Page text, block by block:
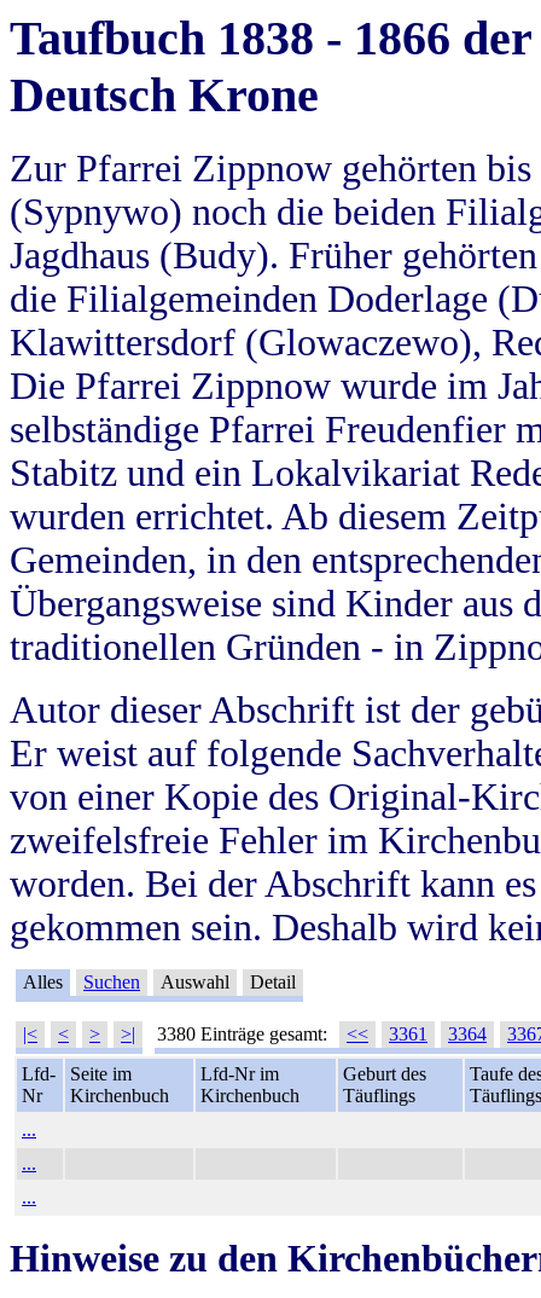
Taufbuch 1838 - 1866
Deutsch Krone
Zur Pfarrei Zippnow gehörten
(Sypnywo) noch die beiden
Jagdhaus (Budy). Früher
die Filialgemeinden Doderlage
Klawittersdorf (Glowaczewo),
Die Pfarrei Zippnow wurde im
selbständige Pfarrei Freudenfier
Stabitz und ein Lokalvikariat
wurden errichtet. Ab diesem
Gemeinden, in den
Übergangsweise sind Kinder aus
traditionellen Gründen - in
Autor dieser Abschrift ist der
Er weist auf folgende
von einer Kopie des Original-
zweifelsfreie Fehler im
worden. Bei der Abschrift kann
gekommen sein. Deshalb wird
Alles Suchen Auswahl Detail
|< < > >| 3380 Einträge gesamt: << 3361 3364
Lfd-
Nr
Seite im
Kirchenbuch
Lfd-Nr im
Kirchenbuch
Geburt des
Täuflings
Taufe
Täuflings
...
...
...
Hinweise zu den